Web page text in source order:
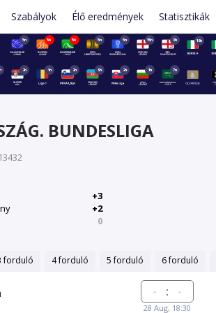
Szabályok Élő eredmények Statisztikák
5n 5ó 5ó 5n 5n 15n 8n 16n
2n 1n 2n 9n 2n 1n 7n
BUNDESLIGA
13432
+3
+2
0
forduló 4 forduló 5 forduló 6 forduló
:
28 Aug, 18:30